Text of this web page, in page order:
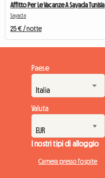
Affitto Per Le Vacanze A Sayada Tunisia
Sayada
25 € / notte
Paese
Valuta
I nostri tipi di alloggio
Camera presso l'ospite